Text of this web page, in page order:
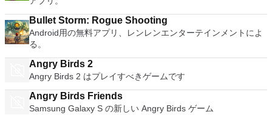
Bullet Storm: Rogue Shooting
Android用の無料アプリ、レンレンエンターテインメントによ
る。
Angry Birds 2
Angry Birds 2 はプレイすべきゲームです
Angry Birds Friends
Samsung Galaxy S の新しい Angry Birds ゲーム